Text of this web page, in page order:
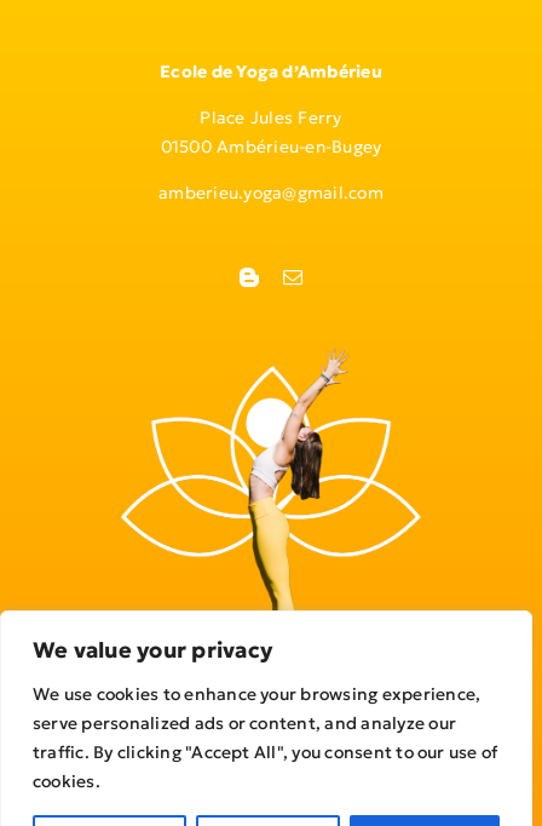
We value your privacy
We use cookies to enhance your browsing experience,
serve personalized ads or content, and analyze our
traffic. By clicking "Accept All", you consent to our use of
cookies.
Ecole de Yoga d’Ambérieu
Place Jules Ferry
01500 Ambérieu-en-Bugey
amberieu.yoga@gmail.com
© Copyright 2023 - 2026 | All Rights Reserved
Politique de confidentialité
Règlement intérieur